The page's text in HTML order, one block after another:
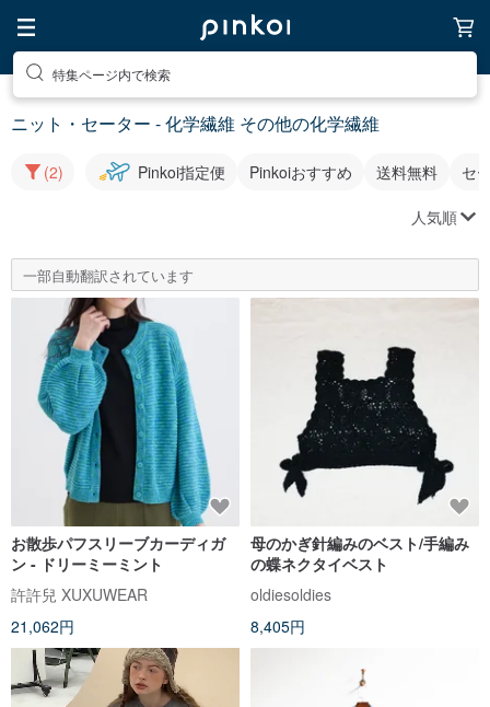
特集ページ内で検索
ニット・セーター - 化学繊維 その他の化学繊維
(2) Pinkoi指定便 Pinkoiおすすめ 送料無料 セ
人気順
一部自動翻訳されています
お散歩パフスリーブカーディガ
ン - ドリーミーミント
許許兒 XUXUWEAR
21,062円
母のかぎ針編みのベスト/手編み
の蝶ネクタイベスト
oldiesoldies
8,405円